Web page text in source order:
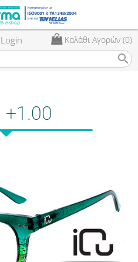
Login Καλάθι Αγορών (0)
search
+1.00